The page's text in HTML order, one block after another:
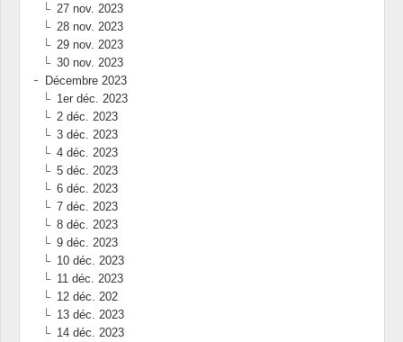
27 nov. 2023
28 nov. 2023
29 nov. 2023
30 nov. 2023
Décembre 2023
1er déc. 2023
2 déc. 2023
3 déc. 2023
4 déc. 2023
5 déc. 2023
6 déc. 2023
7 déc. 2023
8 déc. 2023
9 déc. 2023
10 déc. 2023
11 déc. 2023
12 déc. 202
13 déc. 2023
14 déc. 2023